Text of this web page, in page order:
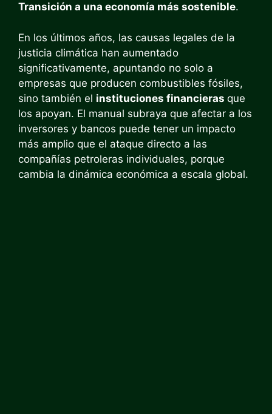
Transición a una economía más sostenible.
En los últimos años, las causas legales de la
justicia climática han aumentado
significativamente, apuntando no solo a
empresas que producen combustibles fósiles,
sino también el instituciones financieras que
los apoyan. El manual subraya que afectar a los
inversores y bancos puede tener un impacto
más amplio que el ataque directo a las
compañías petroleras individuales, porque
cambia la dinámica económica a escala global.